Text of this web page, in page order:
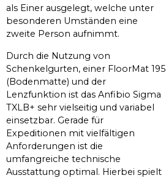
als Einer ausgelegt, welche unter
besonderen Umständen eine
zweite Person aufnimmt.
Durch die Nutzung von
Schenkelgurten, einer FloorMat 195
(Bodenmatte) und der
Lenzfunktion ist das Anfibio Sigma
TXLB+ sehr vielseitig und variabel
einsetzbar. Gerade für
Expeditionen mit vielfältigen
Anforderungen ist die
umfangreiche technische
Ausstattung optimal. Hierbei spielt